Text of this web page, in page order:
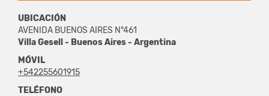
UBICACIÓN
AVENIDA BUENOS AIRES N°461
Villa Gesell - Buenos Aires - Argentina
MÓVIL
+542255601915
TELÉFONO